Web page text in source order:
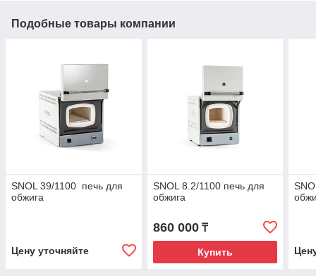
Подобные товары компании
SNOL 39/1100 печь для
обжига
Цену уточняйте
SNOL 8.2/1100 печь для
обжига
860 000₸
Купить